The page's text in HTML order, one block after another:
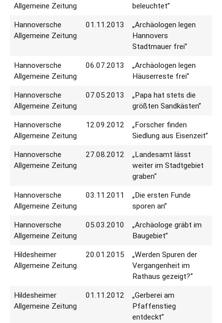
Allgemeine Zeitung
beleuchtet”
Hannoversche
Allgemeine Zeitung
01.11.2013
„Archäologen legen
Hannovers
Stadtmauer frei”
Hannoversche
Allgemeine Zeitung
06.07.2013
„Archäologen legen
Häuserreste frei”
Hannoversche
Allgemeine Zeitung
07.05.2013
„Papa hat stets die
größten Sandkästen”
Hannoversche
Allgemeine Zeitung
12.09.2012
„Forscher finden
Siedlung aus Eisenzeit”
Hannoversche
Allgemeine Zeitung
27.08.2012
„Landesamt lässt
weiter im Stadtgebiet
graben“
Hannoversche
Allgemeine Zeitung
03.11.2011
„Die ersten Funde
sporen an”
Hannoversche
Allgemeine Zeitung
05.03.2010
„Archäologe gräbt im
Baugebiet”
Hildesheimer
Allgemeine Zeitung
20.01.2015
„Werden Spuren der
Vergangenheit im
Rathaus gezeigt?“
Hildesheimer
Allgemeine Zeitung
01.11.2012
„Gerberei am
Pfaffenstieg
entdeckt”